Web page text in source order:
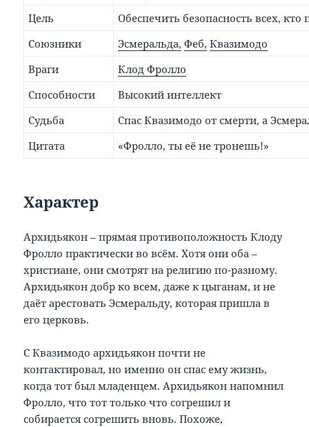
Цель
Обеспечить безопасность всех,
Союзники
Эсмеральда, Феб, Квазимодо
Враги
Клод Фролло
Способности
Высокий интеллект
Судьба
Спас Квазимодо от смерти, а
Цитата
«Фролло, ты её не тронешь!»
Характер
Архидьякон – прямая противоположность Клоду
Фролло практически во всём. Хотя они оба –
христиане, они смотрят на религию по-разному.
Архидьякон добр ко всем, даже к цыганам, и не
даёт арестовать Эсмеральду, которая пришла в
его церковь.
С Квазимодо архидьякон почти не
контактировал, но именно он спас ему жизнь,
когда тот был младенцем. Архидьякон напомнил
Фролло, что тот только что согрешил и
собирается согрешить вновь. Похоже,